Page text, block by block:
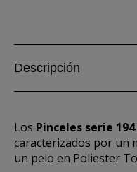
Descripción
Los Pinceles serie
caracterizados por un
un pelo en Poliester